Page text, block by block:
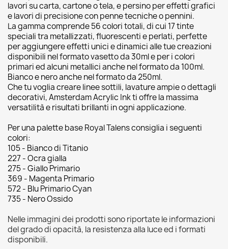
lavori su carta, cartone o tela, e persino per effetti grafici
e lavori di precisione con penne tecniche o pennini.
La gamma comprende 56 colori totali, di cui 17 tinte
speciali tra metallizzati, fluorescenti e perlati, perfette
per aggiungere effetti unici e dinamici alle tue creazioni
disponibili nel formato vasetto da 30ml e per i colori
primari ed alcuni metallici anche nel formato da 100ml.
Bianco e nero anche nel formato da 250ml.
Che tu voglia creare linee sottili, lavature ampie o dettagli
decorativi, Amsterdam Acrylic Ink ti offre la massima
versatilità e risultati brillanti in ogni applicazione.
Per una palette base Royal Talens consiglia i seguenti
colori:
105 - Bianco di Titanio
227 - Ocra gialla
275 - Giallo Primario
369 - Magenta Primario
572 - Blu Primario Cyan
735 - Nero Ossido
Nelle immagini dei prodotti sono riportate le informazioni
del grado di opacità, la resistenza alla luce ed i formati
disponibili.